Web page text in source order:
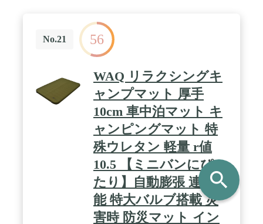
が2本付属されており、マットを固定した上で簡単
に収納できます。また、ショルダーストラップが収
納袋に付いているので持ち運びに便利です。 / ※初
回使用時や長期保管後は、マット本体が膨らむまで
長時間かかることがあります。また、マットの厚み
は気温や保管状態によって変化します。 / ※マット
に穴が開いてしまった場合は、付属の「補修パッ
チ」で穴を防いでください。※補修パッチは穴を完
全に修復できるものではありません。応急処置とし
てご使用ください。※補修パッチはマットの裏面に
は使用できません。 / 【カラー】タン 【サイズ】使
用時：約）長さ192cm×幅65cm×厚さ8cm、2枚連結
時：約）長さ192cm×幅127cm、収納時：約）長さ
63cm×幅22cm×高さ22cm / 【重量】約2.7kg 【材質】
本体：ポリエステル、ウレタンフォーム／収納袋：
ポリエステル 【付属品】マット本体、収納袋、ゴム
バンド、補修バッチ
No.21 56
WAQ リラクシングキ
ャンプマット 厚手
10cm 車中泊マット キ
ャンピングマット 特
殊ウレタン 軽量 r値
10.5 【ミニバンにぴっ
たり】自動膨張 連結可
能 特大バルブ搭載 災
害時 防災マット イン
search